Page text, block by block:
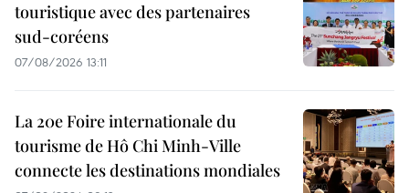
touristique avec des partenaires
sud-coréens
07/08/2026 13:11
La 20e Foire internationale du
tourisme de Hô Chi Minh-Ville
connecte les destinations mondiales